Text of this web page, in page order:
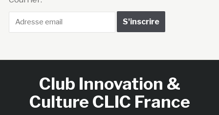
Club Innovation &
Culture CLIC France